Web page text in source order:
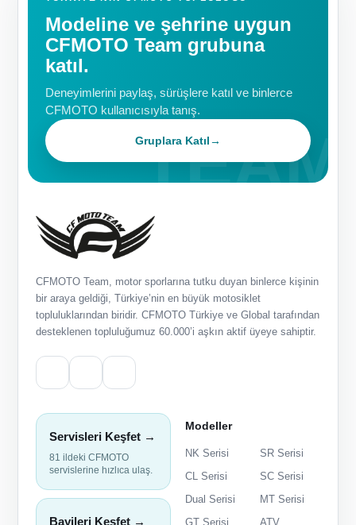
Modeline ve şehrine uygun
CFMOTO Team grubuna
katıl.
Deneyimlerini paylaş, sürüşlere katıl ve binlerce
CFMOTO kullanıcısıyla tanış.
Gruplara Katıl→
CFMOTO Team, motor sporlarına tutku duyan binlerce kişinin
bir araya geldiği, Türkiye’nin en büyük motosiklet
topluluklarından biridir. CFMOTO Türkiye ve Global tarafından
desteklenen topluluğumuz 60.000’i aşkın aktif üyeye sahiptir.
Servisleri Keşfet →
81 ildeki CFMOTO
servislerine hızlıca ulaş.
Bayileri Keşfet →
Modeller
NK Serisi
SR Serisi
CL Serisi
SC Serisi
Dual Serisi
MT Serisi
GT Serisi
ATV